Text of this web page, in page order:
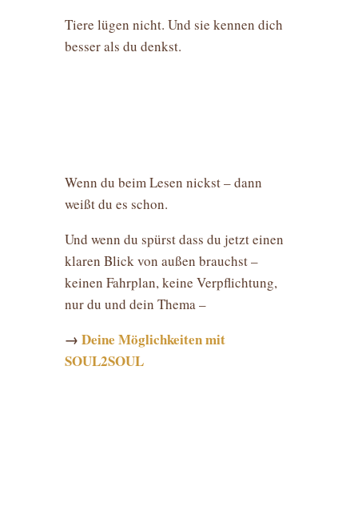
Tiere lügen nicht. Und sie kennen dich
besser als du denkst.
Wenn du beim Lesen nickst – dann
weißt du es schon.
Und wenn du spürst dass du jetzt einen
klaren Blick von außen brauchst –
keinen Fahrplan, keine Verpflichtung,
nur du und dein Thema –
→ Deine Möglichkeiten mit
SOUL2SOUL